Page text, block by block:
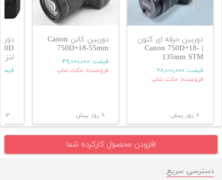
دوربین حرفه ای کنون
| Canon 750D+18-
135mm STM
قیمت: ۶۸,۰۰۰,۰۰۰
فروشنده: مکث شاپ
۸ روز پیش
دوربین کانن Canon
750D+18-55mm
قیمت: ۴۹,۰۰۰,۰۰۰
فروشنده: مکث شاپ
۸ روز پیش
لنز
۱۲ روز پیش
افزودن محصول کارکرده شما
دسترسی سریع